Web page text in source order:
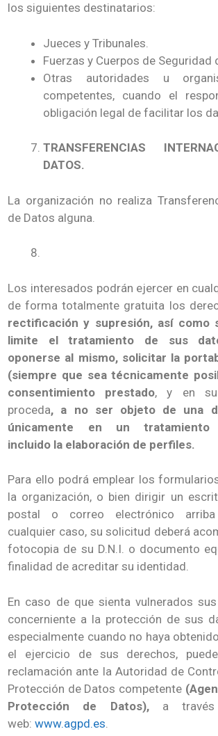
los siguientes destinatarios:
Jueces y Tribunales.
Fuerzas y Cuerpos de Seguridad
Otras autoridades u
competentes, cuando el
obligación legal de facilitar los
TRANSFERENCIAS
DATOS.
La organización no realiza
de Datos alguna.
Los interesados podrán ejercer en
de forma totalmente gratuita los
rectificación y supresión, así como
limite el tratamiento de sus
oponerse al mismo, solicitar la
(siempre que sea técnicamente
consentimiento prestado, y en su
proceda, a no ser objeto de una
únicamente en un tratamiento
incluido la elaboración de perfiles.
Para ello podrá emplear los
la organización, o bien dirigir un
postal o correo electrónico
cualquier caso, su solicitud deberá
fotocopia de su D.N.I. o documento
finalidad de acreditar su identidad.
En caso de que sienta vulnerados
concerniente a la protección de sus
especialmente cuando no haya
el ejercicio de sus derechos,
reclamación ante la Autoridad de
Protección de Datos competente
Protección de Datos),a
web:www.agpd.es